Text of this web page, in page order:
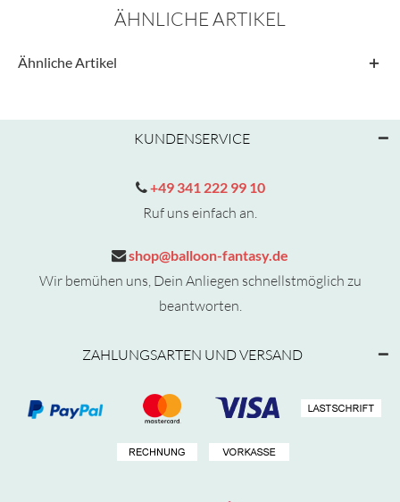
ÄHNLICHE ARTIKEL
Ähnliche Artikel
KUNDENSERVICE
+49 341 222 99 10
Ruf uns einfach an.
shop@balloon-fantasy.de
Wir bemühen uns, Dein Anliegen schnellstmöglich zu
beantworten.
ZAHLUNGSARTEN UND VERSAND